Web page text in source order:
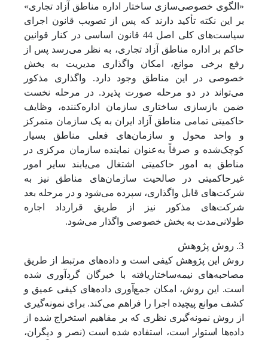
«الگوی خصوصی‌سازی ساختار اداره مناطق آزاد تجاری»
بر این نکته تأکید دارند که پس از تصویب قانون اجرای
سیاست‌های کلی اصل 44 قانون اساسی در کنار قوانین
حاکم بر اداره مناطق آزاد تجاری، به نظر می‌رسد پس از
رفع برخی موانع، امکان واگذاری مدیریت به بخش
خصوصی در این مناطق وجود دارد. واگذاری مذکور
می‌تواند در دو مرحله صورت پذیرد. در مرحله نخست
ضمن بازسازی ساختاری سازمان اداره‌کننده، وظایف
حاکمیتی تمامی مناطق آزاد ایران به یک سازمان متمرکز
و واحد محول و سازمان‌های فعلی مناطق بسیار
کوچک‌شده و صرفاً به‌عنوان نماینده سازمان مرکزی در
مناطق به امور حاکمیتی اشتغال می‌یابند سایر امور
غیرحاکمیتی در صالحیت سازمان‌های مناطق نیز به
شرکت‌های قابل واگذاری، سپرده می‌شود و در مرحله بعد
شرکت‌های مذکور نیز از طریق قرارداد اجاره
طولانی‌مدت به بخش خصوصی واگذار می‌شود.
3. روش پژوهش
روش این پژوهش کیفی است و داده‌های مرتبط از طریق
مصاحبه‌های نیمه‌ساختاریافته با خبرگان گردآوری شده
است. این روش، امکان جمع‌آوری داده‌های کیفی عمیق و
کشف موانع پیچیده اجرا را فراهم می‌کند. برای نمونه‌گیری
از روش نمونه‌گیری نظری که بر مفاهیم استخراج شده از
داده‌ها استوار است، استفاده شده است (نصر و دیگران،